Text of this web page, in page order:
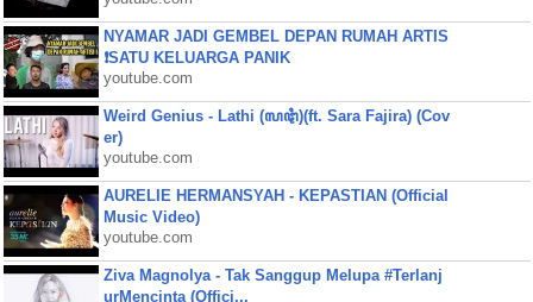
NYAMAR JADI GEMBEL DEPAN RUMAH ARTIS
❗SATU KELUARGA PANIK
youtube.com
Weird Genius - Lathi (ꦭꦛꦶ)(ft. Sara Fajira) (Cov
er)
youtube.com
AURELIE HERMANSYAH - KEPASTIAN (Official
Music Video)
youtube.com
Ziva Magnolya - Tak Sanggup Melupa #Terlanj
urMencinta (Offici...